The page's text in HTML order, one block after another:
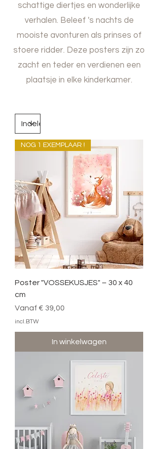
schattige diertjes en wonderlijke
verhalen. Beleef 's nachts de
mooiste avonturen als prinses of
stoere ridder. Deze posters zijn zo
zacht en teder en verdienen een
plaatsje in elke kinderkamer.
NOG 1 EXEMPLAAR !
Poster "VOSSEKUSJES" – 30 x 40
cm
Vanaf € 39,00
Verkoopprijs
incl.BTW
In winkelwagen